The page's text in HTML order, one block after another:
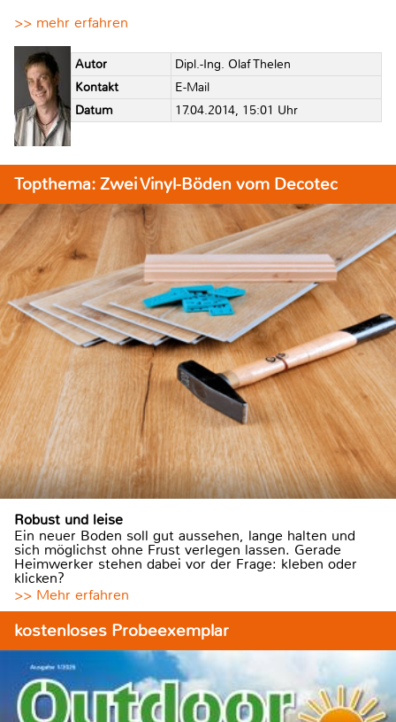
>> mehr erfahren
Autor
Dipl.-Ing. Olaf Thelen
Kontakt
E-Mail
Datum
17.04.2014, 15:01 Uhr
Topthema: Zwei Vinyl-Böden vom Decotec
Robust und leise
Ein neuer Boden soll gut aussehen, lange halten und
sich möglichst ohne Frust verlegen lassen. Gerade
Heimwerker stehen dabei vor der Frage: kleben oder
klicken?
>> Mehr erfahren
kostenloses Probeexemplar